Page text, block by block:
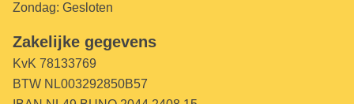
Zondag: Gesloten
Zakelijke gegevens
KvK 78133769
BTW NL003292850B57